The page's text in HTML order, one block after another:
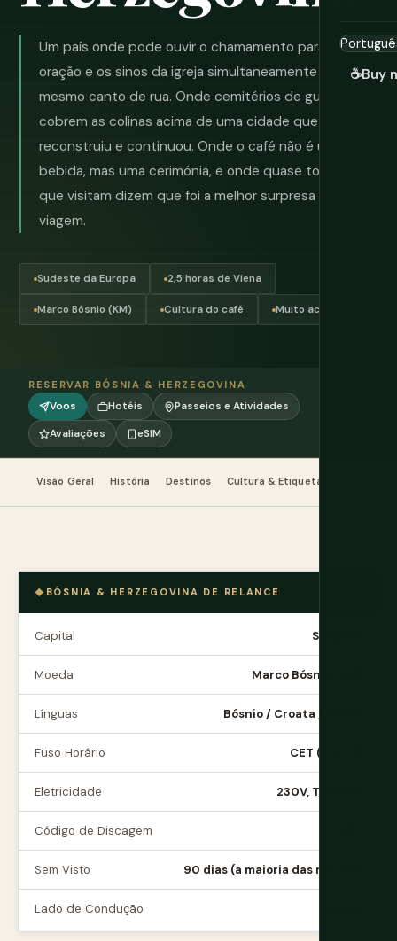
☕Buy
Um país onde pode ouvir o chamamento para a
oração e os sinos da igreja simultaneamente do
mesmo canto de rua. Onde cemitérios de guerra
cobrem as colinas acima de uma cidade que se
reconstruiu e continuou. Onde o café não é uma
bebida, mas uma cerimónia, e onde quase todos os
que visitam dizem que foi a melhor surpresa da sua
viagem.
Sudeste da Europa 2,5 horas de Viena
Marco Bósnio (KM) Cultura do café Muito acessível
RESERVAR BÓSNIA & HERZEGOVINA
Voos Hotéis
Passeios e Atividades
Avaliações
eSIM
Visão Geral História Destinos Cultura & Etiqueta
BÓSNIA & HERZEGOVINA DE RELANCE
Capital Sarajevo
Moeda Marco Bósnio (KM)
Línguas Bósnio / Croata / Sérvio
Fuso Horário CET (UTC+1)
Eletricidade 230V, Tipo C/F
Código de Discagem
Sem Visto 90 dias (a maioria das nações)
Lado de Condução